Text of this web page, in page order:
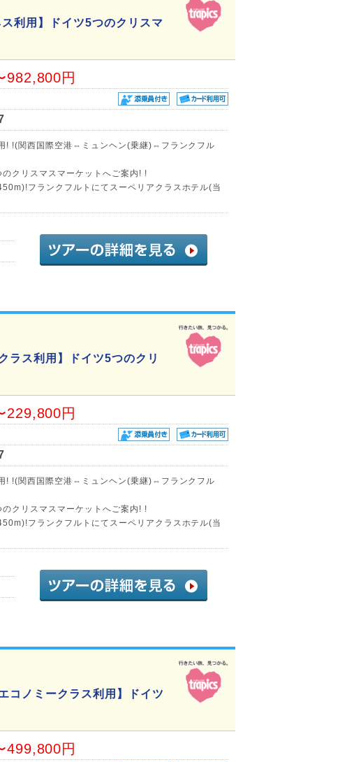
利用】ドイツ5つのクリスマ
982,800円
! !(関西国際空港⇔ミュンヘン(乗継)⇔フランクフル
クリスマスマーケットへご案内! !
フランクフルトにてスーペリアクラスホテル(当
ラス利用】ドイツ5つのクリ
229,800円
! !(関西国際空港⇔ミュンヘン(乗継)⇔フランクフル
クリスマスマーケットへご案内! !
フランクフルトにてスーペリアクラスホテル(当
コノミークラス利用】ドイツ
499,800円